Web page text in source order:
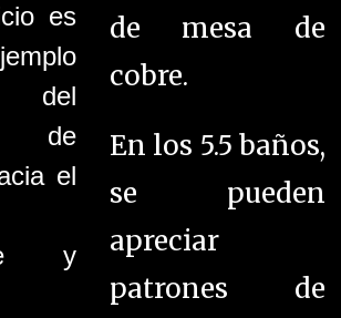
es
del
de
el
y
de mesa de
cobre.
En los 5.5 baños,
se pueden
apreciar
patrones de